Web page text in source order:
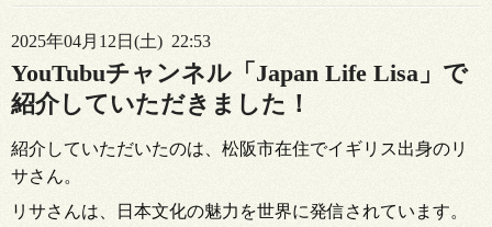
2025年04月12日(土) 22:53
YouTubuチャンネル「Japan Life Lisa」で
紹介していただきました！
紹介していただいたのは、松阪市在住でイギリス出身のリ
サさん。
リサさんは、日本文化の魅力を世界に発信されています。